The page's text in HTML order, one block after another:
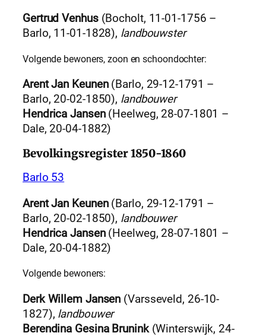
Gertrud Venhus(Bocholt, 11-01-1756 –
Barlo, 11-01-1828), landbouwster
Volgende bewoners, zoon en schoondochter:
Arent Jan Keunen(Barlo, 29-12-1791 –
Barlo, 20-02-1850), landbouwer
Hendrica Jansen(Heelweg, 28-07-1801 –
Dale, 20-04-1882)
Bevolkingsregister 1850-1860
Barlo 53
Arent Jan Keunen(Barlo, 29-12-1791 –
Barlo, 20-02-1850), landbouwer
Hendrica Jansen(Heelweg, 28-07-1801 –
Dale, 20-04-1882)
Volgende bewoners:
Derk Willem Jansen (Varsseveld, 26-10-
1827), landbouwer
Berendina Gesina Brunink(Winterswijk, 24-